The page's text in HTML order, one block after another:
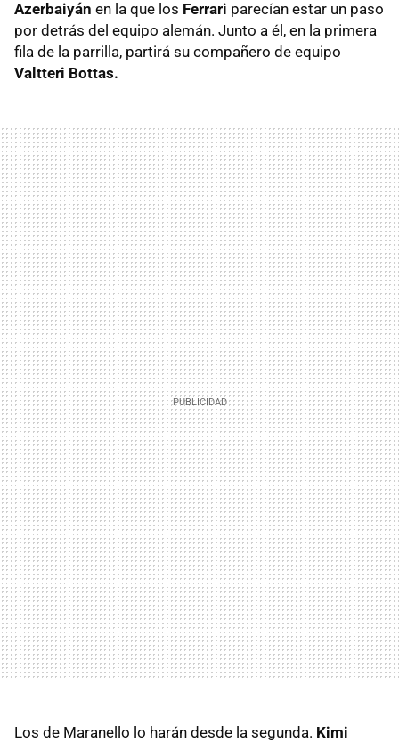
Azerbaiyán en la que los Ferrari parecían estar un paso
por detrás del equipo alemán. Junto a él, en la primera
fila de la parrilla, partirá su compañero de equipo
Valtteri Bottas.
Los de Maranello lo harán desde la segunda. Kimi